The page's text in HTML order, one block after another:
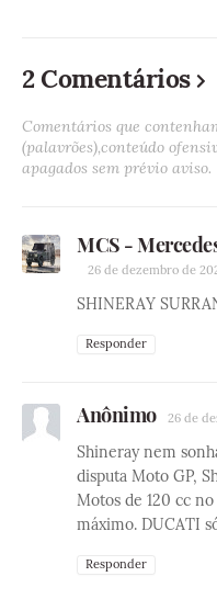
2 Comentários
Comentários que
(palavrões),conteúdo
apagados sem prévio aviso.
MCS -
26 de dezembro de
SHINERAY
Responder
Anônimo 26 de
Shineray nem
disputa Moto GP,
Motos de 120 cc
máximo. DUCATI
Responder